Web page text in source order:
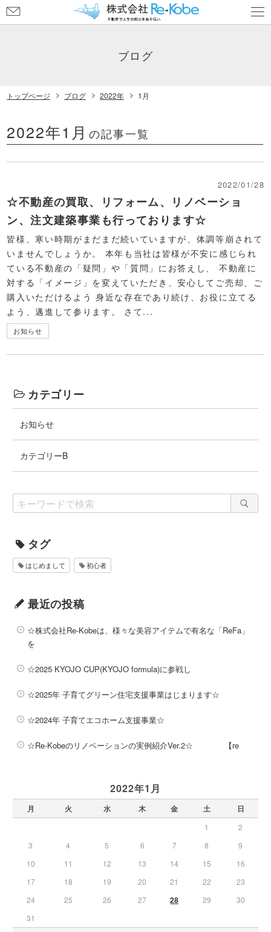
問
ブログ
トップページ ブログ 2022年 1月
2022年1月 の記事一覧
2022/01/28
☆不動産の買取、リフォーム、リノベーショ
ン、注文建築事業も行っております☆
皆様、寒い時期がまだまだ続いていますが、体調等崩されて
いませんでしょうか。 本年も当社は皆様が不安に感じられ
ている不動産の「疑問」や「質問」にお答えし、 不動産に
対する「イメージ」を変えていただき、安心してご売却、ご
購入いただけるよう 身近な存在であり続け、お役に立てる
よう、邁進して参ります。 さて...
お知らせ
カテゴリー
お知らせ
カテゴリーB
タグ
はじめまして 初心者
最近の投稿
☆株式会社Re-Kobeは、様々な美容アイテムで有名な「ReFa」
を
☆2025 KYOJO CUP(KYOJO formula)に参戦し
☆2025年 子育てグリーン住宅支援事業はじまります☆
☆2024年 子育てエコホーム支援事業☆
☆Re-Kobeのリノベーションの実例紹介Ver.2☆ 【re
2022年1月
月 火 水 木 金 土 日
1
2
3
4 5 6 7 8
9
10
11 12 13 14 15
16
17
18 19 20 21 22
23
24
25 26 27 28 29
30
31